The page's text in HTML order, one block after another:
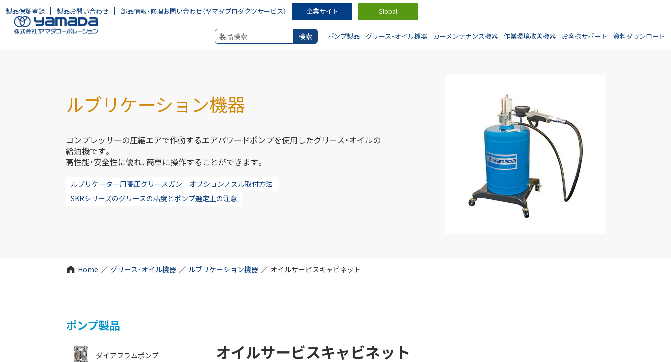
製品保証登録 製品お問い合わせ 部品情報・修理お問い合わせ（ヤマダプロダクツサービス） 企業サイト Global
ポンプ製品 グリース・オイル機器 カーメンテナンス機器 作業環境改善機器 お客様サポート 資料ダウンロード
ルブリケーション機器
コンプレッサーの圧縮エアで作動するエアパワードポンプを使用したグリース・オイルの
給油機です。
高性能･安全性に優れ、簡単に操作することができます。
ルブリケーター用高圧グリースガン オプションノズル取付方法
SKRシリーズのグリースの粘度とポンプ選定上の注意
Home ／ グリース・オイル機器 ／ ルブリケーション機器 ／ オイルサービスキャビネット
オイルサービスキャビネット
ポンプ製品
ダイアフラムポンプ